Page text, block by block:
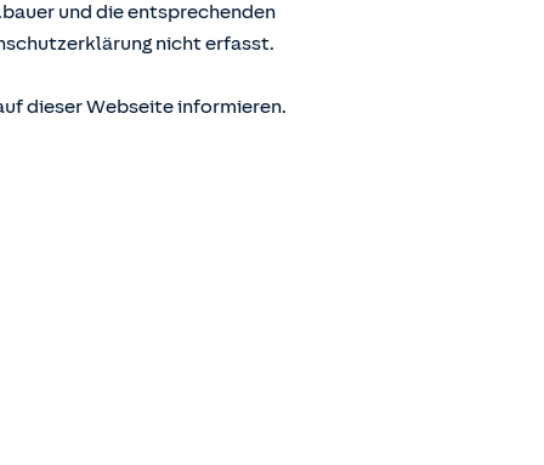
und die entsprechenden
nicht erfasst.
dieser Webseite informieren.